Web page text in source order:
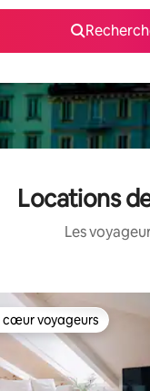
Locations
Les
voyageurs les plus
cœur voyageurs